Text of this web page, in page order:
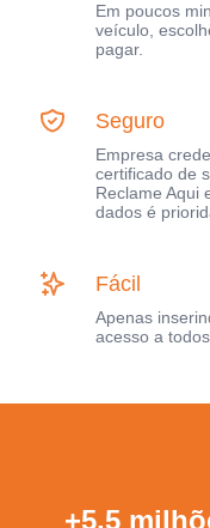
Em poucos
veículo,
pagar.
Seguro
Empresa
certificado de
Reclame Aqui
dados é
Fácil
Apenas
acesso a
+5,5